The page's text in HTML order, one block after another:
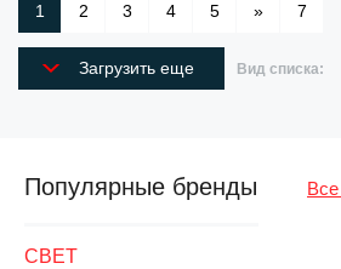
1 2 3 4 5 » 7
Загрузить еще Вид списка:
Популярные бренды
СВЕТ